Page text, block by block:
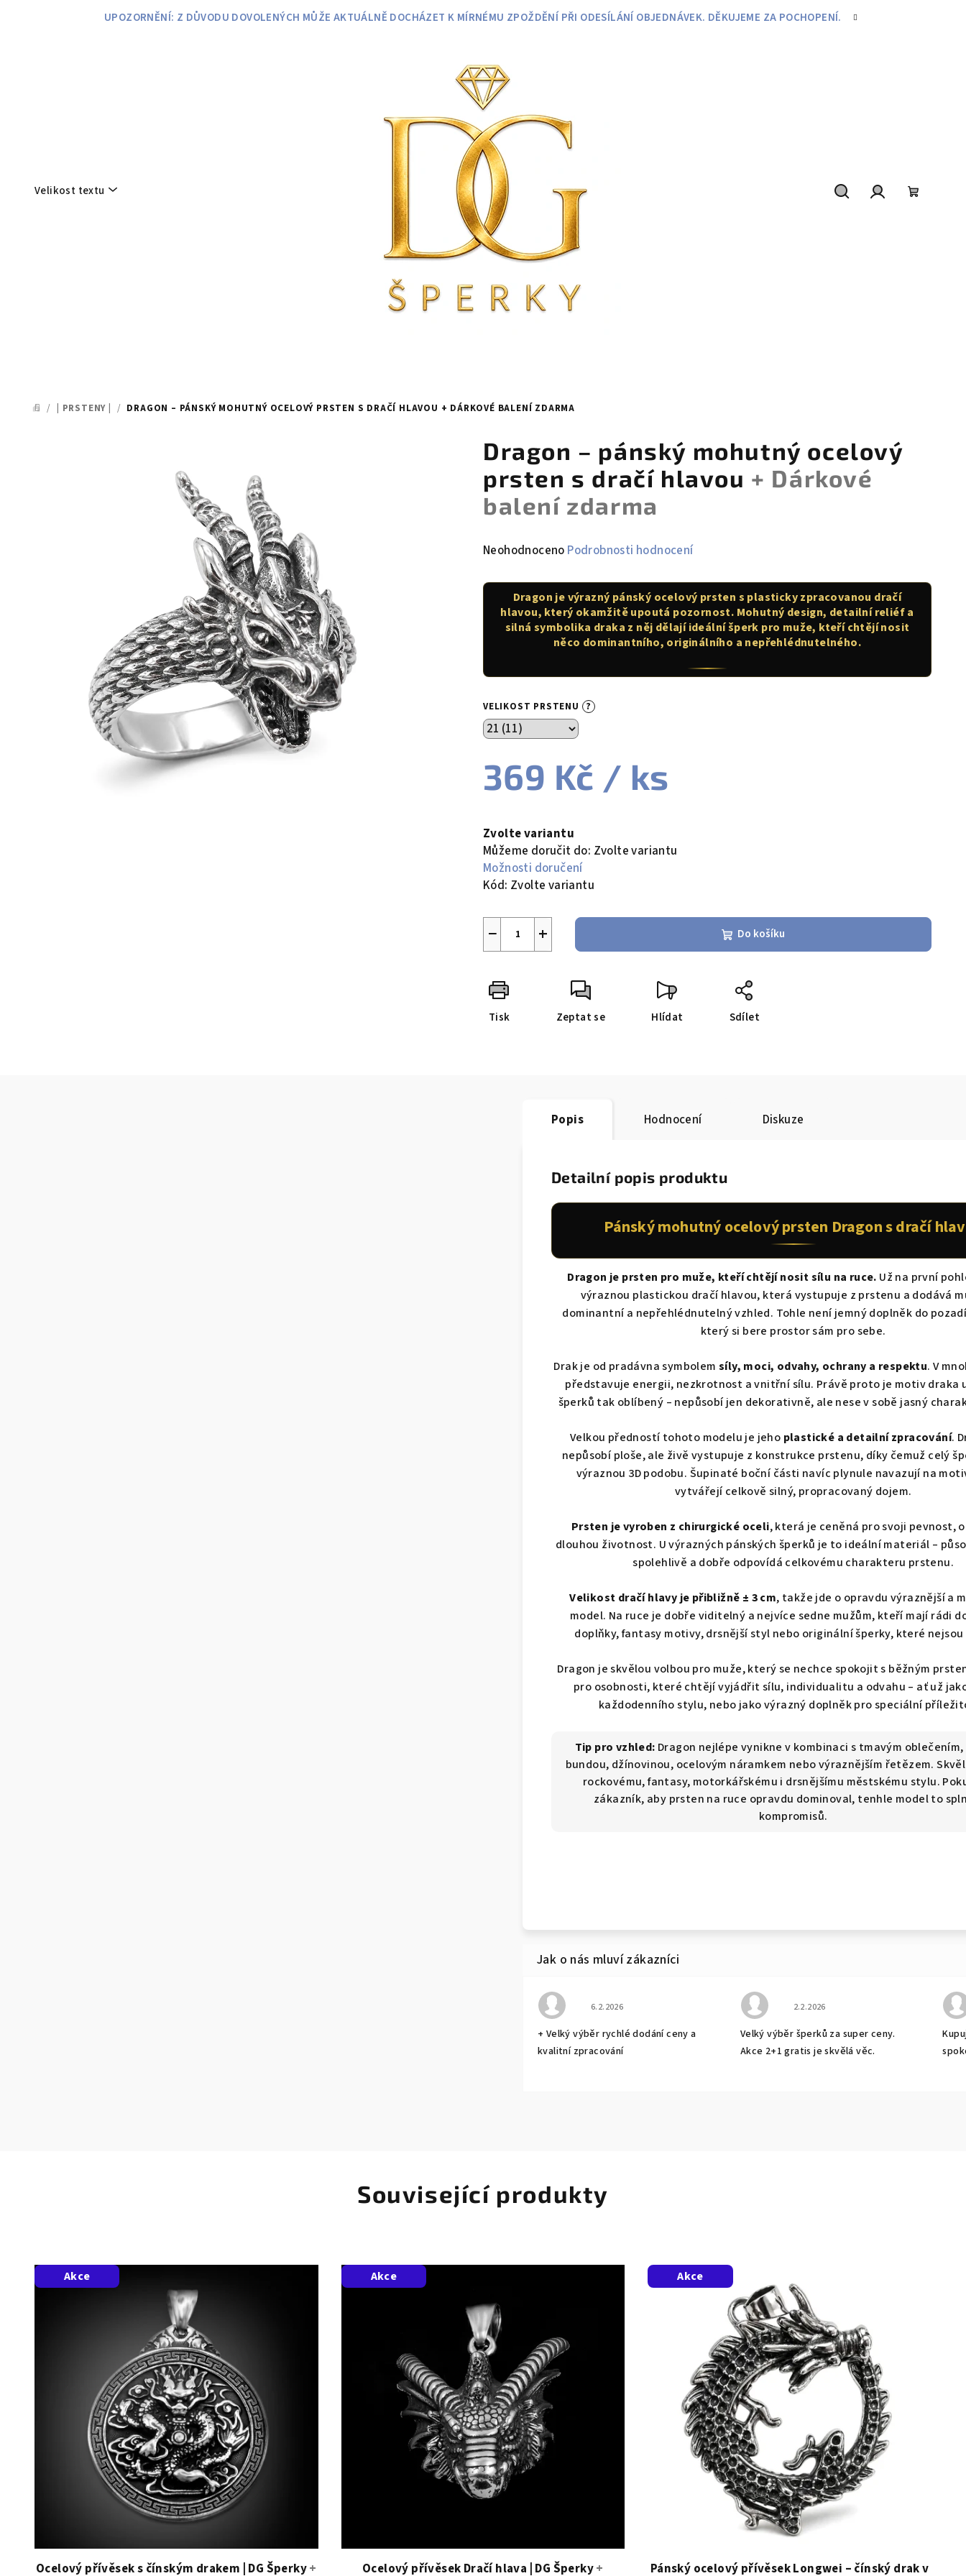
UPOZORNĚNÍ: Z DŮVODU DOVOLENÝCH MŮŽE AKTUÁLNĚ DOCHÁZET K MÍRNÉMU ZPOŽDĚNÍ PŘI ODESÍLÁNÍ OBJEDNÁVEK. DĚKUJEME ZA POCHOPENÍ.
Velikost textu
DOMŮ
/ | PRSTENY | / DRAGON – PÁNSKÝ MOHUTNÝ OCELOVÝ PRSTEN S DRAČÍ HLAVOU + DÁRKOVÉ BALENÍ ZDARMA
Dragon – pánský mohutný ocelový
prsten s dračí hlavou + Dárkové
balení zdarma
Průměrné
produktu
hvězdiček.
Neohodnoceno Podrobnosti hodnocení
Dragon je výrazný pánský ocelový prsten s plasticky zpracovanou dračí
hlavou, který okamžitě upoutá pozornost. Mohutný design, detailní reliéf a
silná symbolika draka z něj dělají ideální šperk pro muže, kteří chtějí nosit
něco dominantního, originálního a nepřehlédnutelného.
VELIKOST PRSTENU ?
369 Kč / ks
cena:
Zvolte variantu
Můžeme doručit do: Zvolte variantu
Možnosti doručení
Kód: Zvolte variantu
+
− Do košíku
Tisk Zeptat se Hlídat Sdílet
Popis Hodnocení Diskuze
Detailní popis produktu
Pánský mohutný ocelový prsten Dragon s dračí
Dragon je prsten pro muže, kteří chtějí nosit sílu na ruce. Už na první
výraznou plastickou dračí hlavou, která vystupuje z prstenu a dodává
dominantní a nepřehlédnutelný vzhled. Tohle není jemný doplněk do
který si bere prostor sám pro sebe.
Drak je od pradávna symbolemsíly, moci, odvahy, ochrany a respektu. V
představuje energii, nezkrotnost a vnitřní sílu. Právě proto je motiv draka
šperků tak oblíbený – nepůsobí jen dekorativně, ale nese v sobě jasný
Velkou předností tohoto modelu je jeho plastické a detailní zpracování.
nepůsobí ploše, ale živě vystupuje z konstrukce prstenu, díky čemuž celý
výraznou 3D podobu. Šupinaté boční části navíc plynule navazují na
vytvářejí celkově silný, propracovaný dojem.
Prsten je vyroben z chirurgické oceli, která je ceněná pro svoji pevnost,
dlouhou životnost. U výrazných pánských šperků je to ideální materiál –
spolehlivě a dobře odpovídá celkovému charakteru prstenu.
Velikost dračí hlavy je přibližně ± 3 cm, takže jde o opravdu výraznější a
model. Na ruce je dobře viditelný a nejvíce sedne mužům, kteří mají rádi
doplňky, fantasy motivy, drsnější styl nebo originální šperky, které
Dragon je skvělou volbou pro muže, který se nechce spokojit s běžným
pro osobnosti, které chtějí vyjádřit sílu, individualitu a odvahu – ať už
každodenního stylu, nebo jako výrazný doplněk pro speciální
Tip pro vzhled: Dragon nejlépe vynikne v kombinaci s tmavým
bundou, džínovinou, ocelovým náramkem nebo výraznějším řetězem.
rockovému, fantasy, motorkářskému i drsnějšímu městskému stylu.
zákazník, aby prsten na ruce opravdu dominoval, tenhle model to
kompromisů.
Hodnocení obchodu je 5 z 5 hvězdiček.
6.2.2026
+ Velký výběr rychlé dodání ceny a
kvalitní zpracování
Hodnocení obchodu je 5 z 5
2.2.2026
Velký výběr šperků za super ceny.
Akce 2+1 gratis je skvělá věc.
Související produkty
Akce
Ocelový přívěsek s čínským drakem | DG Šperky+
Akce
Ocelový přívěsek Dračí hlava | DG Šperky+
Akce
Pánský ocelový přívěsek Longwei – čínský drak v